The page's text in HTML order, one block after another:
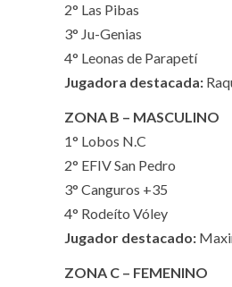
2° Las Pibas
3° Ju-Genias
4° Leonas de Parapetí
Jugadora destacada:
ZONA B – MASCULINO
1° Lobos N.C
2° EFIV San Pedro
3° Canguros +35
4° Rodeíto Vóley
Jugador destacado:
ZONA C – FEMENINO